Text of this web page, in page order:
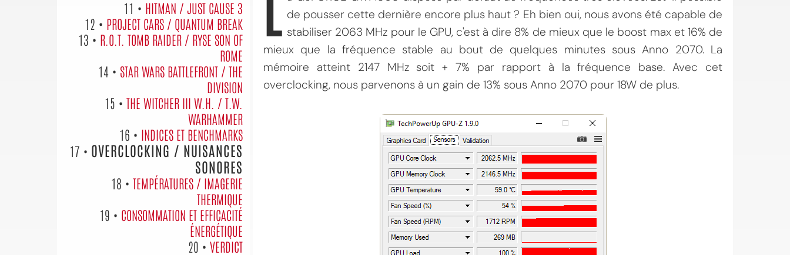
de pousser cette dernière encore plus haut ? Eh bien oui, nous avons été capable de
stabiliser 2063 MHz pour le GPU, c'est à dire 8% de mieux que le boost max et 16% de
mieux que la fréquence stable au bout de quelques minutes sous Anno 2070. La
mémoire atteint 2147 MHz soit + 7% par rapport à la fréquence base. Avec cet
overclocking, nous parvenons à un gain de 13% sous Anno 2070 pour 18W de plus.
11 • HITMAN / JUST CAUSE 3
12 • PROJECT CARS / QUANTUM BREAK
13 • R.O.T. TOMB RAIDER / RYSE SON OF
ROME
14 • STAR WARS BATTLEFRONT / THE
DIVISION
15 • THE WITCHER III W.H. / T.W.
WARHAMMER
16 • INDICES ET BENCHMARKS
17 • OVERCLOCKING / NUISANCES
SONORES
18 • TEMPÉRATURES / IMAGERIE
THERMIQUE
19 • CONSOMMATION ET EFFICACITÉ
ÉNERGÉTIQUE
20 • VERDICT